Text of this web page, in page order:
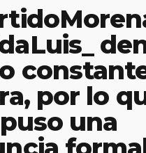
por lo
una